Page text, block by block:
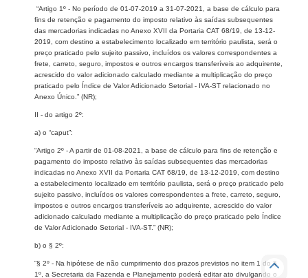
“Artigo 1º - No período de 01-07-2019 a 31-07-2021, a base de cálculo para
fins de retenção e pagamento do imposto relativo às saídas subsequentes
das mercadorias indicadas no Anexo XVII da Portaria CAT 68/19, de 13-12-
2019, com destino a estabelecimento localizado em território paulista, será o
preço praticado pelo sujeito passivo, incluídos os valores correspondentes a
frete, carreto, seguro, impostos e outros encargos transferíveis ao adquirente,
acrescido do valor adicionado calculado mediante a multiplicação do preço
praticado pelo Índice de Valor Adicionado Setorial - IVA-ST relacionado no
Anexo Único.” (NR);
II - do artigo 2º:
a) o “caput”:
“Artigo 2º - A partir de 01-08-2021, a base de cálculo para fins de retenção e
pagamento do imposto relativo às saídas subsequentes das mercadorias
indicadas no Anexo XVII da Portaria CAT 68/19, de 13-12-2019, com destino
a estabelecimento localizado em território paulista, será o preço praticado pelo
sujeito passivo, incluídos os valores correspondentes a frete, carreto, seguro,
impostos e outros encargos transferíveis ao adquirente, acrescido do valor
adicionado calculado mediante a multiplicação do preço praticado pelo Índice
de Valor Adicionado Setorial - IVA-ST.” (NR);
b) o § 2º:
“§ 2º - Na hipótese de não cumprimento dos prazos previstos no item 1 do §
1º, a Secretaria da Fazenda e Planejamento poderá editar ato divulgando o